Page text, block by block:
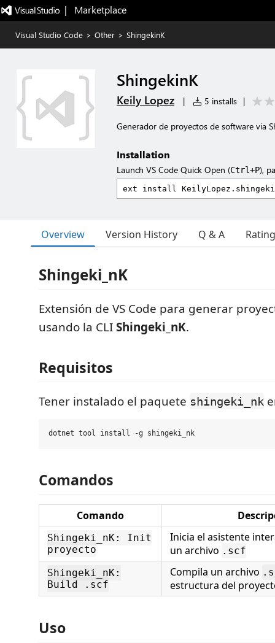
|   Marketplace
Visual Studio Code > Other > ShingekinK
ShingekinK
Keily Lopez | 5 installs |
Generador de proyectos de software via
Installation
Launch VS Code Quick Open (Ctrl+P),
Overview Version History Q & A
Shingeki_nK
Extensión de VS Code para generar
usando la CLIShingeki_nK.
Requisitos
Tener instalado el paquete shingeki_nk
Comandos
Comando
Shingeki_nK: Init
proyecto
Inicia el asistente
un archivo .scf
Shingeki_nK:
Build .scf
Compila un archivo
estructura del
Uso